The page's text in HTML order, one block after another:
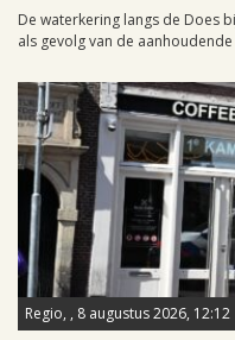
De waterkering langs de Does
als gevolg van de
Regio, , 8 augustus 2026, 12:12